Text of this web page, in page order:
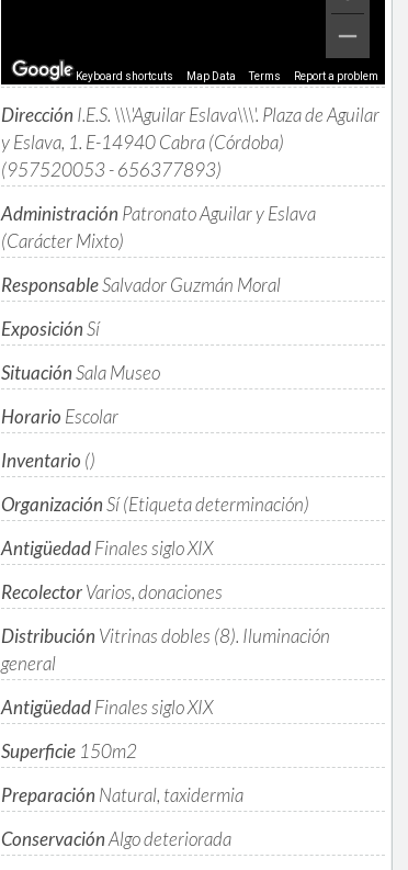
Keyboard shortcuts Map Data Terms Report a problem
Dirección I.E.S. \\\'Aguilar Eslava\\\'. Plaza de Aguilar
y Eslava, 1. E-14940 Cabra (Córdoba)
(957520053 - 656377893)
Administración Patronato Aguilar y Eslava
(Carácter Mixto)
ResponsableSalvador Guzmán Moral
ExposiciónSí
SituaciónSala Museo
Horario Escolar
Inventario ()
OrganizaciónSí (Etiqueta determinación)
AntigüedadFinales siglo XIX
RecolectorVarios, donaciones
Distribución Vitrinas dobles (8). Iluminación
general
AntigüedadFinales siglo XIX
Superficie 150m2
Preparación Natural, taxidermia
ConservaciónAlgo deteriorada